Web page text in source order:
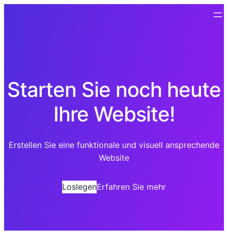
Starten Sie noch heute
Ihre Website!
Erstellen Sie eine funktionale und visuell ansprechende
Website
LoslegenErfahren Sie mehr